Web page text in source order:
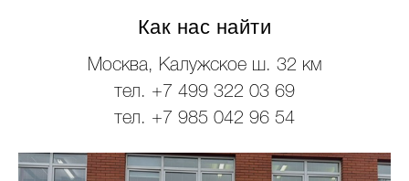
Как нас найти
Москва, Калужское ш. 32 км
тел. +7 499 322 03 69
тел. +7 985 042 96 54